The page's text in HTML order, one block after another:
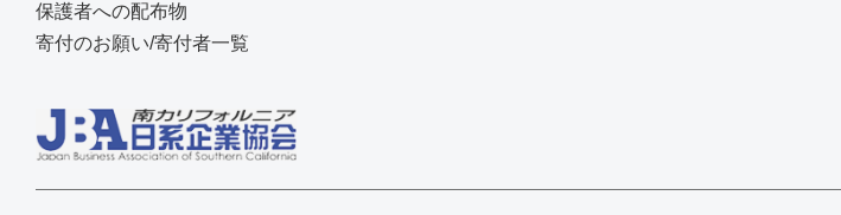
保護者への配布物
寄付のお願い/寄付者一覧